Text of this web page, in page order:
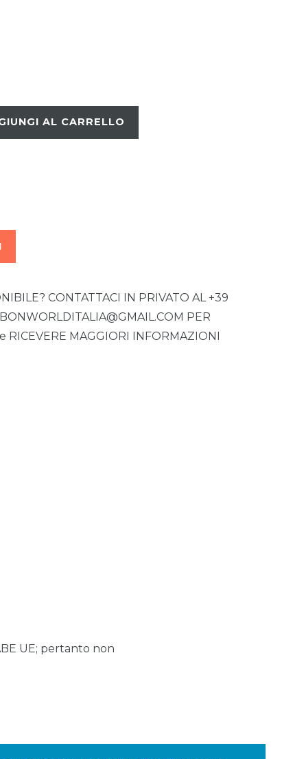
AL CARRELLO
CONTATTACI IN PRIVATO AL +39
PER
RICEVERE MAGGIORI INFORMAZIONI
UE; pertanto non